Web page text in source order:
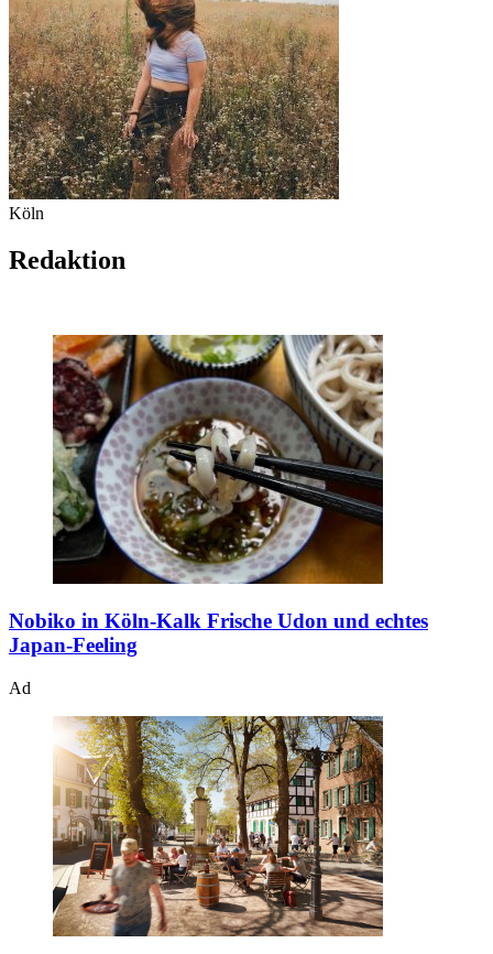
Köln
Redaktion
Nobiko in Köln-Kalk Frische Udon und echtes
Japan-Feeling
Ad